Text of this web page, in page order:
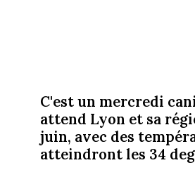
C'est un mercredi
attend Lyon et sa
juin, avec des
atteindront les 34